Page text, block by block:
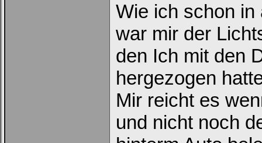
Wie ich schon in
war mir der
den Ich mit den
hergezogen
Mir reicht es
und nicht noch